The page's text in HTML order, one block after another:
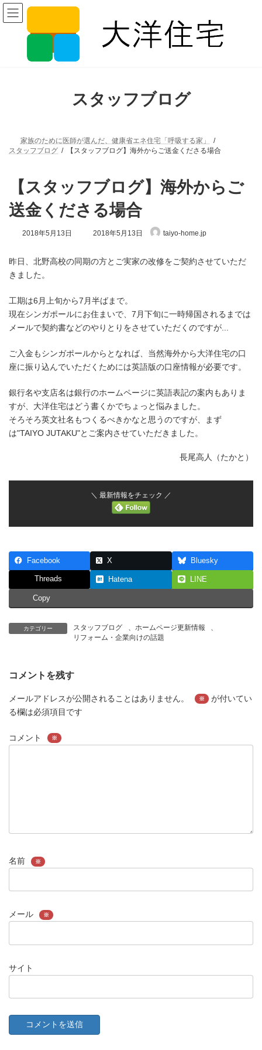
コ
ン
テ
ナ
ビ
ゲ
スタッフブログ
家族のために医師が選んだ、健康省エネ住宅「呼吸する家」
スタッフブログ
【スタッフブログ】海外からご送金くださる場合
【スタッフブログ】海外からご
送金くださる場合
2018年5月13日
最
新
2018年5月13日 taiyo-home.jp
昨日、北野高校の同期の方とご実家の改修をご契約させていただ
きました。
工期は6月上旬から7月半ばまで。
現在シンガポールにお住まいで、7月下旬に一時帰国されるまでは
メールで契約書などのやりとりをさせていただくのですが...
ご入金もシンガポールからとなれば、当然海外から大洋住宅の口
座に振り込んでいただくためには英語版の口座情報が必要です。
銀行名や支店名は銀行のホームページに英語表記の案内もありま
すが、大洋住宅はどう書くかでちょっと悩みました。
そろそろ英文社名もつくるべきかなと思うのですが、まず
は"TAIYO JUTAKU"とご案内させていただきました。
長尾高人（たかと）
＼ 最新情報をチェック ／
Facebook X Bluesky
Threads Hatena LINE
Copy
カテゴリー スタッフブログ 、 ホームページ更新情報
、
リフォーム・企業向けの話題
コメントを残す
メールアドレスが公開されることはありません。 ※
が付いてい
る欄は必須項目です
コメント ※
名前 ※
メール ※
サイト